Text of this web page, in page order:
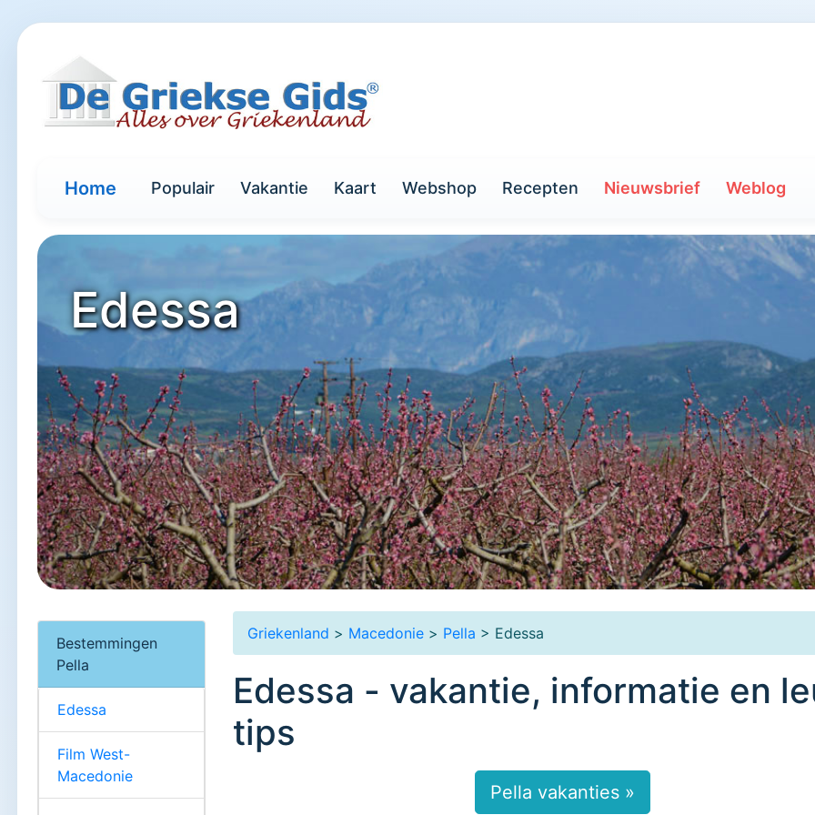
Home Populair Vakantie Kaart Webshop Recepten Nieuwsbrief Weblog
Edessa
Griekenland > Macedonie > Pella > Edessa
Edessa - vakantie, informatie en
tips
Pella vakanties »
Bestemmingen
Pella
Edessa
Film West-
Macedonie